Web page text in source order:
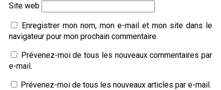
Site web
Enregistrer mon nom, mon e-mail et mon site dans le
navigateur pour mon prochain commentaire.
Prévenez-moi de tous les nouveaux commentaires par
e-mail.
Prévenez-moi de tous les nouveaux articles par e-mail.